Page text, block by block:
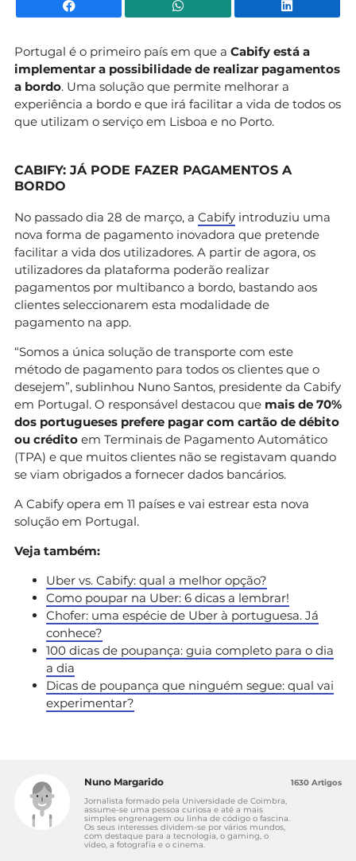
Facebook WhatsApp
Portugal é o primeiro país em que a Cabify está a
implementar a possibilidade de realizar pagamentos
a bordo. Uma solução que permite melhorar a
experiência a bordo e que irá facilitar a vida de todos os
que utilizam o serviço em Lisboa e no Porto.
CABIFY: JÁ PODE FAZER PAGAMENTOS A
BORDO
No passado dia 28 de março, a Cabify introduziu uma
nova forma de pagamento inovadora que pretende
facilitar a vida dos utilizadores. A partir de agora, os
utilizadores da plataforma poderão realizar
pagamentos por multibanco a bordo, bastando aos
clientes seleccionarem esta modalidade de
pagamento na app.
“Somos a única solução de transporte com este
método de pagamento para todos os clientes que o
desejem”, sublinhou Nuno Santos, presidente da Cabify
em Portugal. O responsável destacou que mais de 70%
dos portugueses prefere pagar com cartão de débito
ou crédito em Terminais de Pagamento Automático
(TPA) e que muitos clientes não se registavam quando
se viam obrigados a fornecer dados bancários.
A Cabify opera em 11 países e vai estrear esta nova
solução em Portugal.
Veja também:
Uber vs. Cabify: qual a melhor opção?
Como poupar na Uber: 6 dicas a lembrar!
Chofer: uma espécie de Uber à portuguesa. Já
conhece?
100 dicas de poupança: guia completo para o dia
a dia
Dicas de poupança que ninguém segue: qual vai
experimentar?
Nuno Margarido
Jornalista formado pela Universidade de Coimbra,
assume-se uma pessoa curiosa e até a mais
simples engrenagem ou linha de código o fascina.
Os seus interesses dividem-se por vários mundos,
com destaque para a tecnologia, o gaming, o
vídeo, a fotografia e o cinema.
1630 Artigos